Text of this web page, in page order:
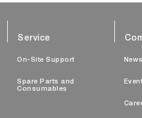
Service
On-Site Support
Spare Parts and
Consumables